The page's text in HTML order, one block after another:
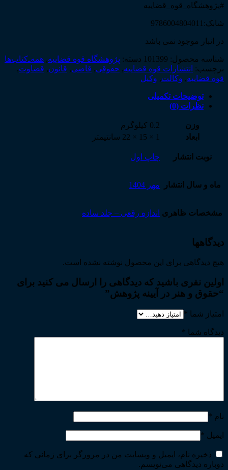
#پژوهشگاه_قوه_قضاییه
شابک:9786004804011
در انبار موجود نمی باشد
شناسه محصول: 101399 دسته: پژوهشگاه قوه قضاییه, همه‌ـ‌کتاب‌ها
برچسب: انتشارات قوه قضاییه, حقوقی, قاضی, قانون, قضاوت,
قوه قضاییه, وکالت, وکیل
توضیحات تکمیلی
نظرات (0)
وزن
0.2 کیلوگرم
ابعاد
1 × 15 × 22 سانتیمتر
نوبت انتشار چاپ اول
ماه و سال انتشار مهر 1404
مشخصات ظاهری اندازه رقعی – جلد ساده
دیدگاهها
هیچ دیدگاهی برای این محصول نوشته نشده است.
اولین نفری باشید که دیدگاهی را ارسال می کنید برای
“حقوق و هنر در آیینه پژوهش”
امتیاز شما *
دیدگاه شما *
نام *
ایمیل *
ذخیره نام، ایمیل و وبسایت من در مرورگر برای زمانی که
دوباره دیدگاهی می‌نویسم.